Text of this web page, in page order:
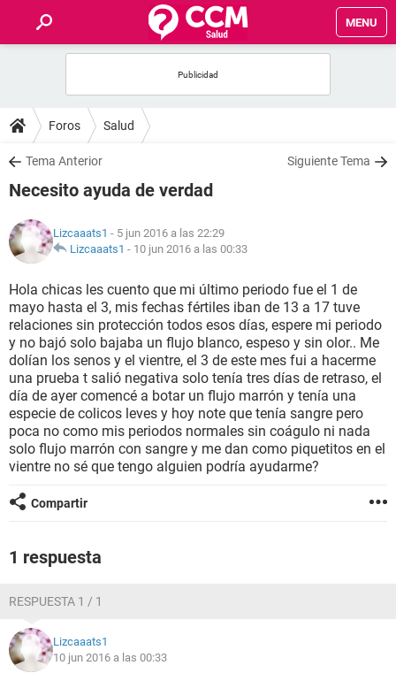
MENU
FOROS
SALUD
NUTRICIÓN
BIENESTAR
SEXUALIDAD
GLOSARIO
Foros Salud
Tema Anterior Siguiente Tema
Necesito ayuda de verdad
Lizcaaats1 - 5 jun 2016 a las 22:29
Lizcaaats1 - 10 jun 2016 a las 00:33
Hola chicas les cuento que mi último periodo fue el 1 de
mayo hasta el 3, mis fechas fértiles iban de 13 a 17 tuve
relaciones sin protección todos esos días, espere mi periodo
y no bajó solo bajaba un flujo blanco, espeso y sin olor.. Me
dolían los senos y el vientre, el 3 de este mes fui a hacerme
una prueba t salió negativa solo tenía tres días de retraso, el
día de ayer comencé a botar un flujo marrón y tenía una
especie de colicos leves y hoy note que tenía sangre pero
poca no como mis periodos normales sin coágulo ni nada
solo flujo marrón con sangre y me dan como piquetitos en el
vientre no sé que tengo alguien podría ayudarme?
Compartir
1 respuesta
RESPUESTA 1 / 1
Lizcaaats1
10 jun 2016 a las 00:33